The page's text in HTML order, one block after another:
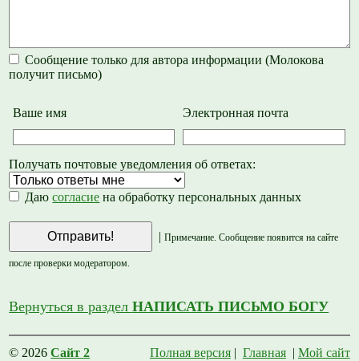
Сообщение только для автора информации (Молокова
получит письмо)
Ваше имя Электронная почта
Получать почтовые уведомления об ответах:
Даюсогласие на обработку персональных данных
| Примечание. Сообщение появится на сайте
после проверки модератором.
Вернуться в разделНАПИСАТЬ ПИСЬМО БОГУ
© 2026Сайт 2 Полная версия| Главная| Мой сайт